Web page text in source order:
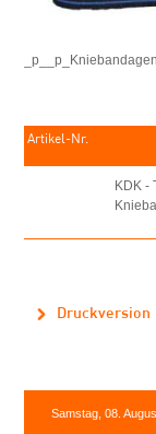
Artikel-Nr.
KDK -
Druckversion
Samstag, 08.